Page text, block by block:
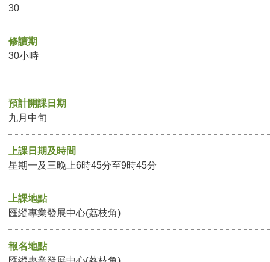
30
修讀期
30小時
預計開課日期
九月中旬
上課日期及時間
星期一及三晚上6時45分至9時45分
上課地點
匯縱專業發展中心(荔枝角)
報名地點